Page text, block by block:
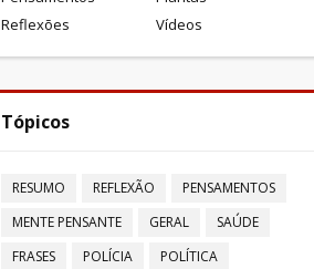
Reflexões
Vídeos
Tópicos
RESUMO REFLEXÃO
PENSAMENTOS
MENTE PENSANTE
GERAL
SAÚDE
FRASES
POLÍCIA
POLÍTICA